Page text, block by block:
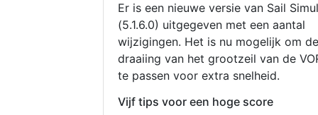
Er is een nieuwe versie van Sail
(5.1.6.0) uitgegeven met een aantal
wijzigingen. Het is nu mogelijk om de
draaiing van het grootzeil van de
te passen voor extra snelheid.
Vijf tips voor een hoge score